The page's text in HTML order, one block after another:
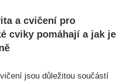
a cvičení pro
cviky‍ pomáhají ⁤a jak ⁣je
jsou ​důležitou součástí⁢